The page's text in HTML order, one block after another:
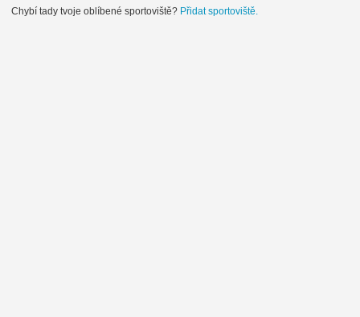
Chybí tady tvoje oblíbené sportoviště? Přidat sportoviště.